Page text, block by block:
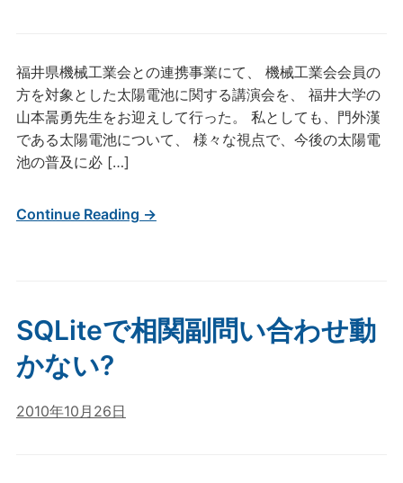
福井県機械工業会との連携事業にて、 機械工業会会員の
方を対象とした太陽電池に関する講演会を、 福井大学の
山本暠勇先生をお迎えして行った。 私としても、門外漢
である太陽電池について、 様々な視点で、今後の太陽電
池の普及に必 […]
Continue Reading →
SQLiteで相関副問い合わせ動
かない?
2010年10月26日